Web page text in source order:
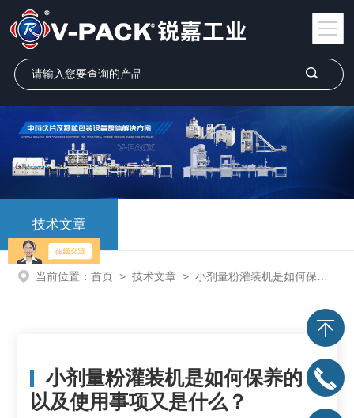
技术文章
当前位置： 首页 > 技术文章 > 小剂量粉灌装机是如何保养的，以及使用事项又是什么？
小剂量粉灌装机是如何保养的，
以及使用事项又是什么？